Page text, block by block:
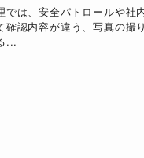
は、安全パトロールや社
認内容が違う、写真の撮
...